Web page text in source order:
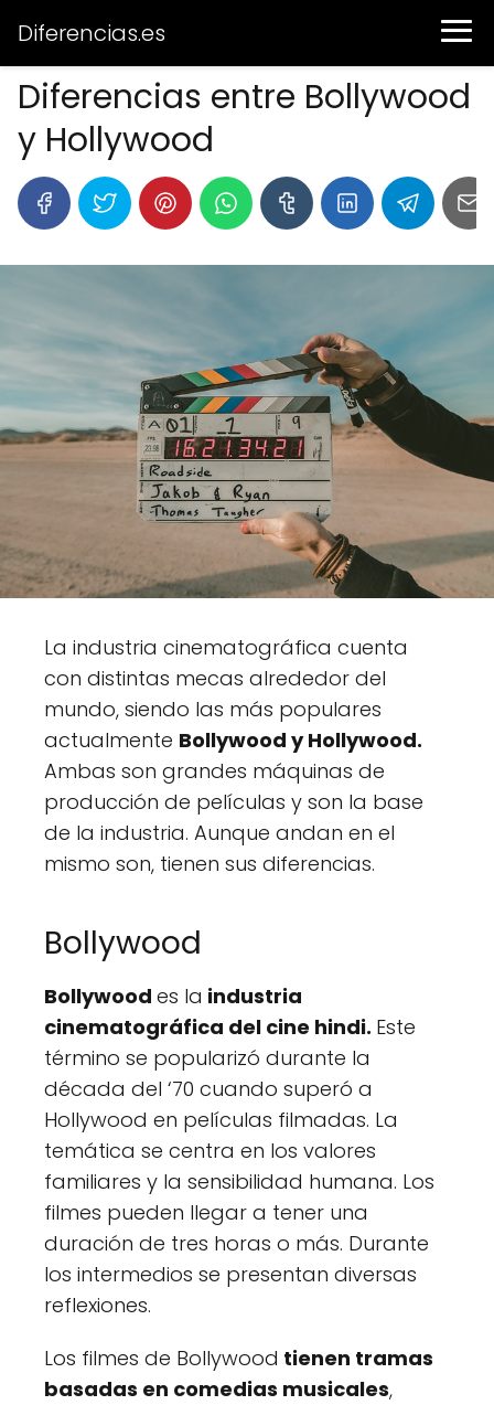
Diferencias.es
Diferencias entre Bollywood
y Hollywood
La industria cinematográfica cuenta
con distintas mecas alrededor del
mundo, siendo las más populares
actualmente Bollywood y Hollywood.
Ambas son grandes máquinas de
producción de películas y son la base
de la industria. Aunque andan en el
mismo son, tienen sus diferencias.
Bollywood
Bollywood es la industria
cinematográfica del cine hindi. Este
término se popularizó durante la
década del ‘70 cuando superó a
Hollywood en películas filmadas. La
temática se centra en los valores
familiares y la sensibilidad humana. Los
filmes pueden llegar a tener una
duración de tres horas o más. Durante
los intermedios se presentan diversas
reflexiones.
Los filmes de Bollywood tienen tramas
basadas en comedias musicales,